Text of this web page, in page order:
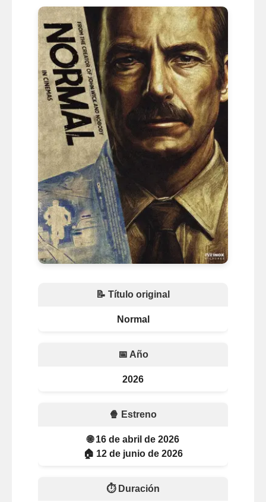
📝 Título original
Normal
📅 Año
2026
🍿 Estreno
🌐 16 de abril de 2026
🏠 12 de junio de 2026
⏱️ Duración